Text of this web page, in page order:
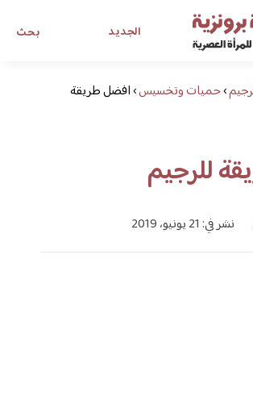
بحث الجديد
للفتاة العصرية ›حميات وتخسيس›افضل طريقة
للرجيم
نشر في: 21 يونيو، 2019